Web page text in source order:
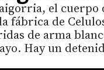
el cuerpo
fábrica de
de arma
Hay un